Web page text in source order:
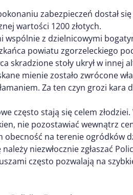
zabezpieczeń dostał
wartości 1200 złotych.
wspólnie z dzielnicowymi
powiatu zgorzeleckiego
skradzione stoły ukrył w innej
mienie zostało zwrócone
Za ten czyn grozi kara
często stają się celem
nie pozostawiać wewnątrz
na terenie ogródków
niezwłocznie zgłaszać
często pozwalają na